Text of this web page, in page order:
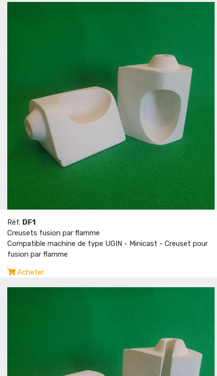
Réf. DF1
Creusets fusion par flamme
Compatible machine de type UGIN - Minicast - Creuset pour
fusion par flamme
Acheter